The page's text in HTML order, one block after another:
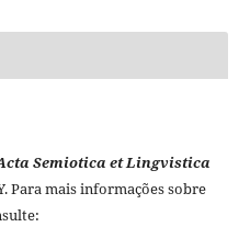
Semiotica et Lingvistica
Para mais informações sobre